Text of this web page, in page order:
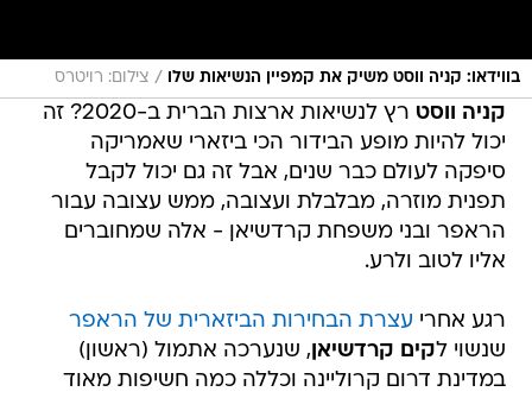
בווידאו: קניה ווסט משיק את קמפיין הנשיאות שלו / צילום: רויטרס
קניה ווסט
רץ לנשיאות ארצות הברית ב-2020? זה
יכול להיות מופע הבידור הכי ביזארי שאמריקה
סיפקה לעולם כבר שנים, אבל זה גם יכול לקבל
תפנית מוזרה, מבלבלת ועצובה, ממש עצובה עבור
הראפר ובני משפחת קרדשיאן - אלה שמחוברים
אליו לטוב ולרע.
רגע אחרי עצרת הבחירות הביזארית של הראפר
שנשוי לקים קרדשיאן, שנערכה אתמול (ראשון)
במדינת דרום קרוליינה וכללה כמה חשיפות מאוד